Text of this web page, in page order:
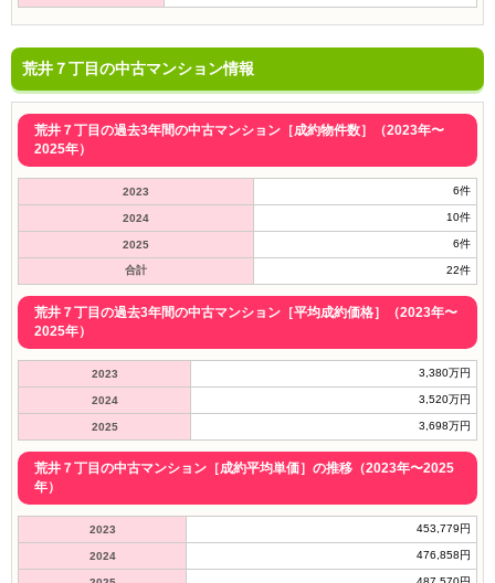
荒井７丁目の中古マンション情報
荒井７丁目の過去3年間の中古マンション［成約物件数］（2023年〜
2025年）
2023 6件
2024 10件
2025 6件
合計 22件
荒井７丁目の過去3年間の中古マンション［平均成約価格］（2023年〜
2025年）
2023 3,380万円
2024 3,520万円
2025 3,698万円
荒井７丁目の中古マンション［成約平均単価］の推移（2023年〜2025
年）
2023 453,779円
2024 476,858円